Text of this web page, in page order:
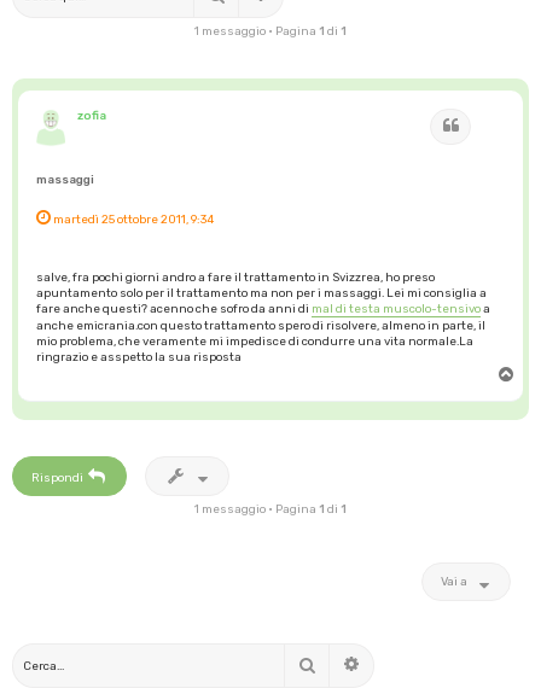
1 messaggio • Pagina 1 di 1
zofia
massaggi
martedì 25 ottobre 2011, 9:34
salve, fra pochi giorni andro a fare il trattamento in Svizzrea, ho preso
apuntamento solo per il trattamento ma non per i massaggi. Lei mi consiglia a
fare anche questi? acenno che sofro da anni di mal di testa muscolo-tensivoa
anche emicrania.con questo trattamento spero di risolvere, almeno in parte, il
mio problema, che veramente mi impedisce di condurre una vita normale.La
ringrazio e asspetto la sua risposta
p
Rispondi
1 messaggio • Pagina 1 di 1
Vai a
Cerca